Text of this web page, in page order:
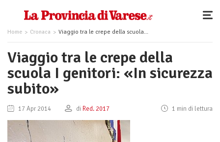
Home Cronaca Viaggio tra le crepe della scuola I genitori: «In sicurezza subito»
Viaggio tra le crepe della
scuola I genitori: «In sicurezza
subito»
17 Apr 2014 di Red. 2017 1 min di lettura